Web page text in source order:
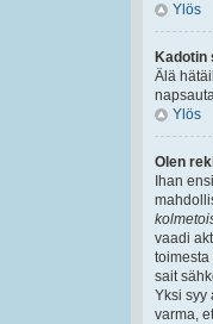
Ylös
Kadotin
Älä
Ylös
Olen
Ihan
vaadi
sait
Yksi syy
varma,